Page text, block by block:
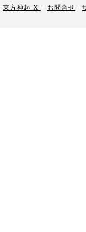
東方神起-X- - お問合せ -